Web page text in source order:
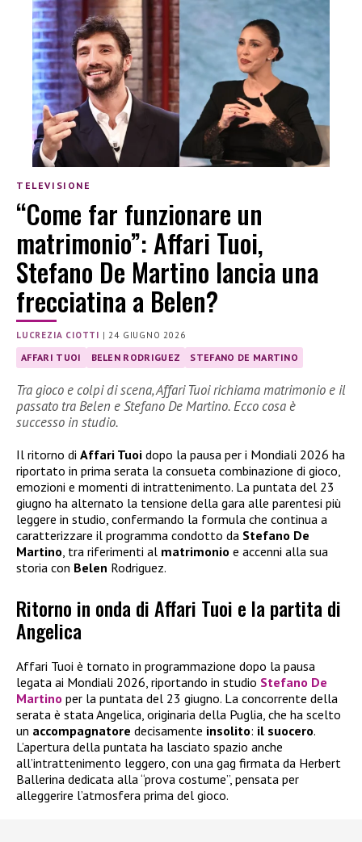
TELEVISIONE
“Come far funzionare un
matrimonio”: Affari Tuoi,
Stefano De Martino lancia una
frecciatina a Belen?
LUCREZIA CIOTTI |24 GIUGNO 2026
AFFARI TUOI BELEN RODRIGUEZ STEFANO DE MARTINO
Tra gioco e colpi di scena, Affari Tuoi richiama matrimonio e il
passato tra Belen e Stefano De Martino. Ecco cosa è
successo in studio.
Il ritorno di Affari Tuoi dopo la pausa per i Mondiali 2026 ha
riportato in prima serata la consueta combinazione di gioco,
emozioni e momenti di intrattenimento. La puntata del 23
giugno ha alternato la tensione della gara alle parentesi più
leggere in studio, confermando la formula che continua a
caratterizzare il programma condotto da Stefano De
Martino , tra riferimenti al matrimonio e accenni alla sua
storia con Belen Rodriguez.
Ritorno in onda di Affari Tuoi e la partita di
Angelica
Affari Tuoi è tornato in programmazione dopo la pausa
legata ai Mondiali 2026, riportando in studio Stefano De
Martino per la puntata del 23 giugno. La concorrente della
serata è stata Angelica, originaria della Puglia, che ha scelto
un accompagnatore decisamente insolito: il suocero.
L’apertura della puntata ha lasciato spazio anche
all’intrattenimento leggero, con una gag firmata da Herbert
Ballerina dedicata alla “prova costume”, pensata per
alleggerire l’atmosfera prima del gioco.